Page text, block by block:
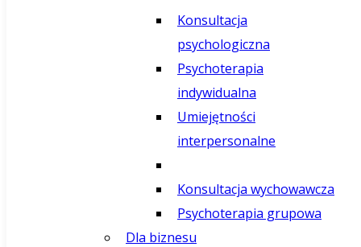
Konsultacja
psychologiczna
Psychoterapia
indywidualna
Umiejętności
interpersonalne
Konsultacja wychowawcza
Psychoterapia grupowa
Dla biznesu